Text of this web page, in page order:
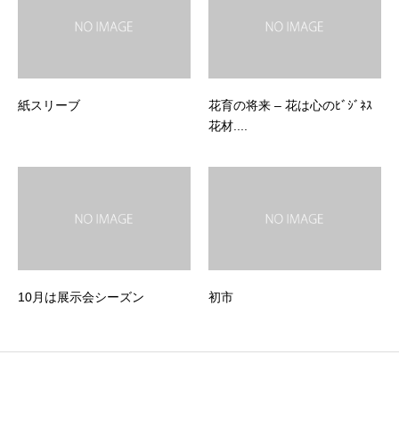
紙スリーブ
花育の将来 – 花は心のﾋﾞｼﾞﾈｽ
花材....
10月は展示会シーズン 初市